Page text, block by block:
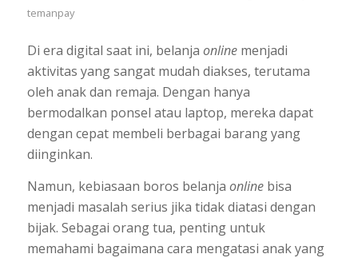
temanpay
Di era digital saat ini, belanja onlinemenjadi
aktivitas yang sangat mudah diakses, terutama
oleh anak dan remaja. Dengan hanya
bermodalkan ponsel atau laptop, mereka dapat
dengan cepat membeli berbagai barang yang
diinginkan.
Namun, kebiasaan boros belanja onlinebisa
menjadi masalah serius jika tidak diatasi dengan
bijak. Sebagai orang tua, penting untuk
memahami bagaimana cara mengatasi anak yang